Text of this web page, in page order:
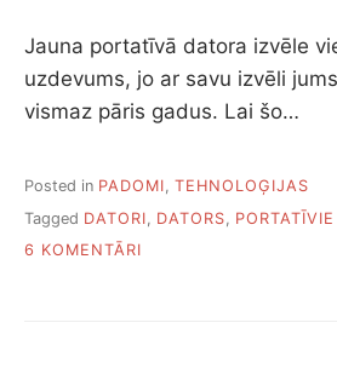
Jauna portatīvā datora izvēle
uzdevums, jo ar savu izvēli
vismaz pāris gadus. Lai šo…
Posted in PADOMI, TEHNOLOĢIJAS
Tagged DATORI DATORS
6 KOMENTĀRI